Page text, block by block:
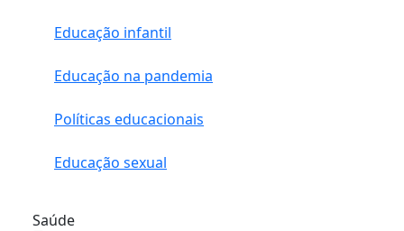
Educação infantil
Educação na pandemia
Políticas educacionais
Educação sexual
Saúde